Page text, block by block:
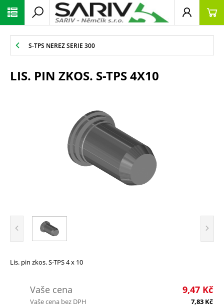
S-TPS NEREZ SERIE 300
LIS. PIN ZKOS. S-TPS 4X10
Lis. pin zkos. S-TPS 4 x 10
Vaše cena 9,47 Kč
Vaše cena bez DPH 7,83 Kč